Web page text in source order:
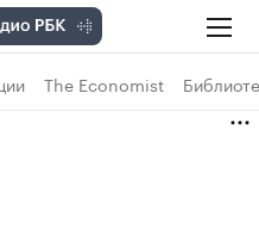
The Economist